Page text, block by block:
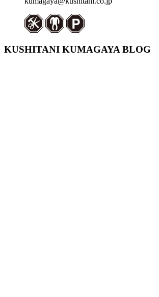
KUSHITANI KUMAGAYA BLOG